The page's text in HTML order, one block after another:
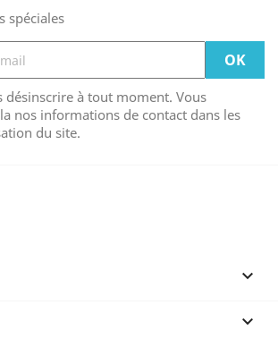
spéciales
désinscrire à tout moment. Vous
nos informations de contact dans les
du site.

